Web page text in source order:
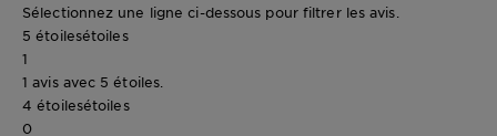
Sélectionnez une ligne ci-dessous pour filtrer les avis.
5 étoilesétoiles
1
1 avis avec 5 étoiles.
4 étoilesétoiles
0